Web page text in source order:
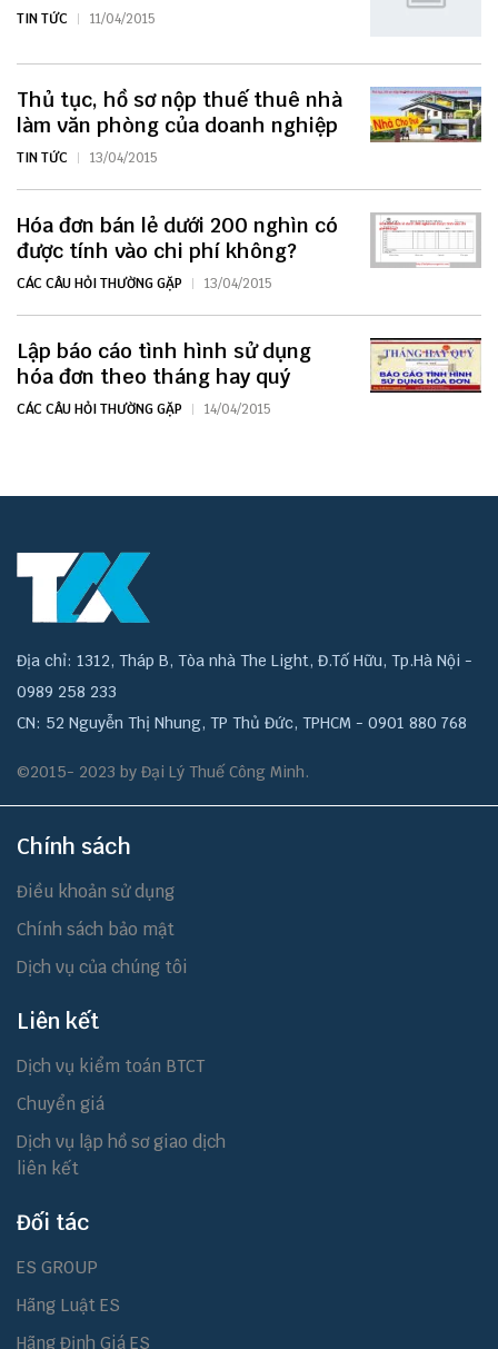
TIN TỨC 11/04/2015
Thủ tục, hồ sơ nộp thuế thuê nhà
làm văn phòng của doanh nghiệp
TIN TỨC 13/04/2015
Hóa đơn bán lẻ dưới 200 nghìn có
được tính vào chi phí không?
CÁC CÂU HỎI THƯỜNG GẶP 13/04/2015
Lập báo cáo tình hình sử dụng
hóa đơn theo tháng hay quý
CÁC CÂU HỎI THƯỜNG GẶP 14/04/2015
Địa chỉ: 1312, Tháp B, Tòa nhà The Light, Đ.Tố Hữu, Tp.Hà Nội -
0989 258 233
CN: 52 Nguyễn Thị Nhung, TP Thủ Đức, TPHCM - 0901 880 768
©2015- 2023 by Đại Lý Thuế Công Minh.
Chính sách
Điều khoản sử dụng
Chính sách bảo mật
Dịch vụ của chúng tôi
Liên kết
Dịch vụ kiểm toán BTCT
Chuyển giá
Dịch vụ lập hồ sơ giao dịch
liên kết
Đối tác
ES GROUP
Hãng Luật ES
Hãng Định Giá ES